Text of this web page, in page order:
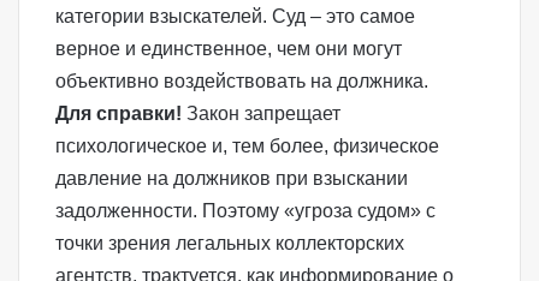
категории взыскателей. Суд – это самое
верное и единственное, чем они могут
объективно воздействовать на должника.
Для справки! Закон запрещает
психологическое и, тем более, физическое
давление на должников при взыскании
задолженности. Поэтому «угроза судом» с
точки зрения легальных коллекторских
агентств, трактуется, как информирование о